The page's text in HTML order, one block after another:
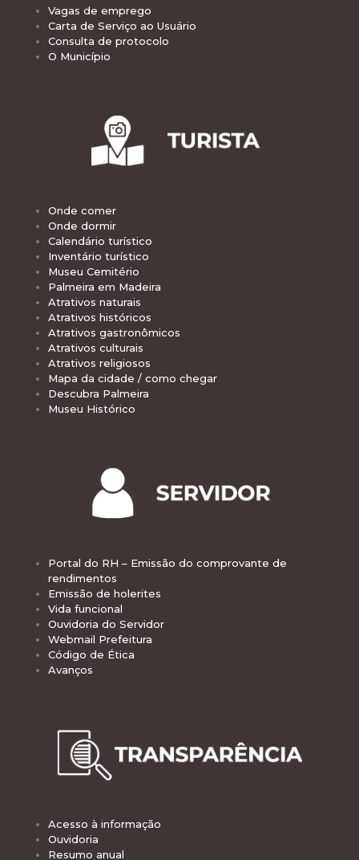
Vagas de emprego
Carta de Serviço ao Usuário
Consulta de protocolo
O Município
Onde comer
Onde dormir
Calendário turístico
Inventário turístico
Museu Cemitério
Palmeira em Madeira
Atrativos naturais
Atrativos históricos
Atrativos gastronômicos
Atrativos culturais
Atrativos religiosos
Mapa da cidade / como chegar
Descubra Palmeira
Museu Histórico
Portal do RH – Emissão do comprovante de
rendimentos
Emissão de holerites
Vida funcional
Ouvidoria do Servidor
Webmail Prefeitura
Código de Ética
Avanços
Acesso à informação
Ouvidoria
Resumo anual